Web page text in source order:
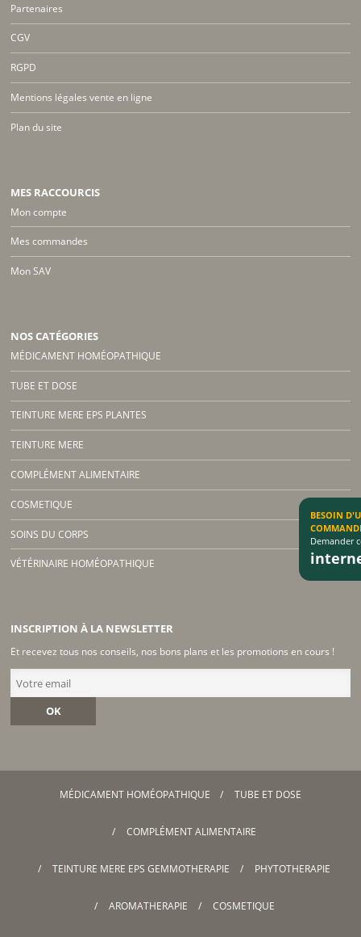
Partenaires
CGV
RGPD
Mentions légales vente en ligne
Plan du site
MES RACCOURCIS
Mon compte
Mes commandes
Mon SAV
NOS CATÉGORIES
MÉDICAMENT HOMÉOPATHIQUE
TUBE ET DOSE
TEINTURE MERE EPS PLANTES
TEINTURE MERE
COMPLÉMENT ALIMENTAIRE
COSMETIQUE
SOINS DU CORPS
VÉTÉRINAIRE HOMÉOPATHIQUE
INSCRIPTION À LA NEWSLETTER
Et recevez tous nos conseils, nos bons plans et les promotions en cours !
OK
MÉDICAMENT HOMÉOPATHIQUE TUBE ET DOSE
COMPLÉMENT ALIMENTAIRE
TEINTURE MERE EPS GEMMOTHERAPIE PHYTOTHERAPIE
AROMATHERAPIE COSMETIQUE
BESOIN
Demander